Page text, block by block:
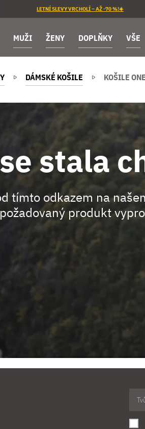
LETNÍ SLEVY VRCHOLÍ – AŽ -70 %!☀️
MUŽI ŽENY DOPLŇKY VŠE
DÁMSKÉ KOŠILE KOŠILE
stala
tímto odkazem na
produkt